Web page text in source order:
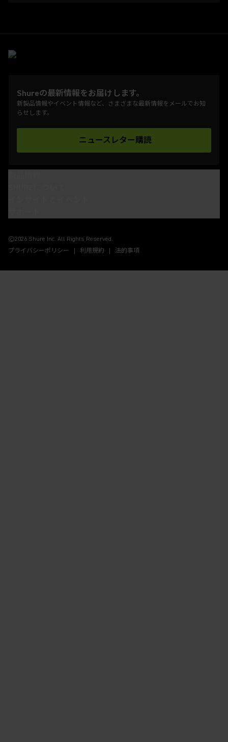
Shureの最新情報をお届けします。
新製品情報やイベント情報など、さまざまな最新情報をメールでお知
らせします。
ニュースレター購読
(Opens in a new tab)
©2026 Shure Inc. All Rights Reserved.
プライバシーポリシー
利用規約 法的事項